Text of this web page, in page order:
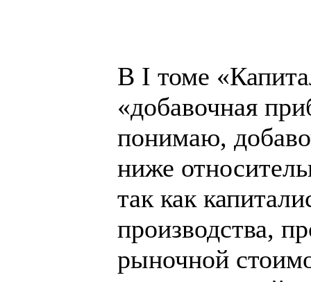
В I томе
«добавочная
понимаю,
ниже
так как
производства,
рыночной